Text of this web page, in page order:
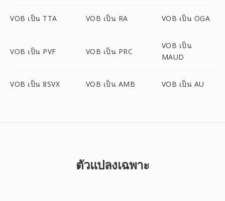
VOB เป็น TTA VOB เป็น RA VOB เป็น OGA
VOB เป็น PVF VOB เป็น PRC
VOB เป็น
MAUD
VOB เป็น 8SVX VOB เป็น AMB VOB เป็น AU
ตัวแปลงเฉพาะ